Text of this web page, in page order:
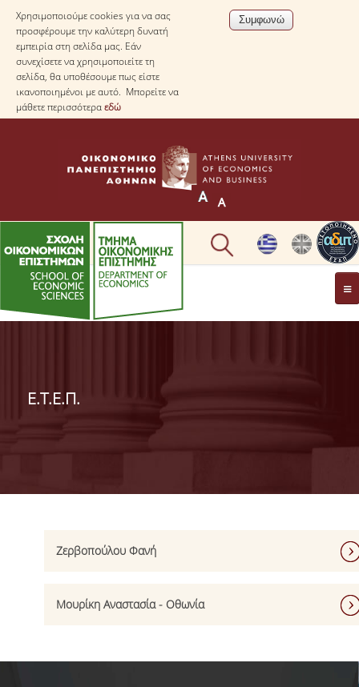
Χρησιμοποιούμε cookies για να σας
προσφέρουμε την καλύτερη δυνατή
εμπειρία στη σελίδα μας. Εάν
συνεχίσετε να χρησιμοποιείτε τη
σελίδα, θα υποθέσουμε πως είστε
ικανοποιημένοι με αυτό. Μπορείτε να
μάθετε περισσότεραεδώ
ΤΟ TΜΗΜΑ
ΔΙΟΙΚΗΣΗ ΤΟΥ ΤΜΗΜΑΤΟΣ
ΓΙΑ ΜΑΘΗΤΕΣ Γ' ΛΥΚΕΙΟΥ
ΕΠΙΤΙΜΟΙ ΔΙΔΑΚΤΟΡΕΣ
Ε.Τ.Ε.Π.
Ζερβοπούλου Φανή
Μουρίκη Αναστασία - Οθωνία